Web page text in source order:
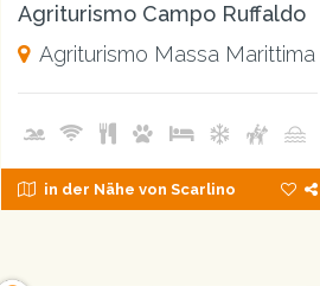
Agriturismo Campo Ruffaldo
Agriturismo Massa Marittima
in der Nähe von Scarlino